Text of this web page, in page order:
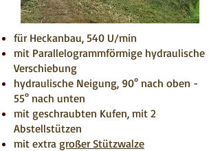
für Heckanbau, 540 U/min
mit Parallelogrammförmige hydraulische
Verschiebung
hydraulische Neigung, 90° nach oben -
55° nach unten
mit geschraubten Kufen, mit 2
Abstellstützen
mit extra großer Stützwalze